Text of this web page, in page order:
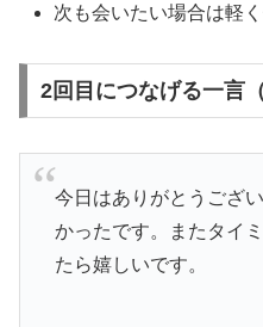
次も会いたい場合は軽
2回目につなげる一言
今日はありがとうござ
かったです。またタイ
たら嬉しいです。